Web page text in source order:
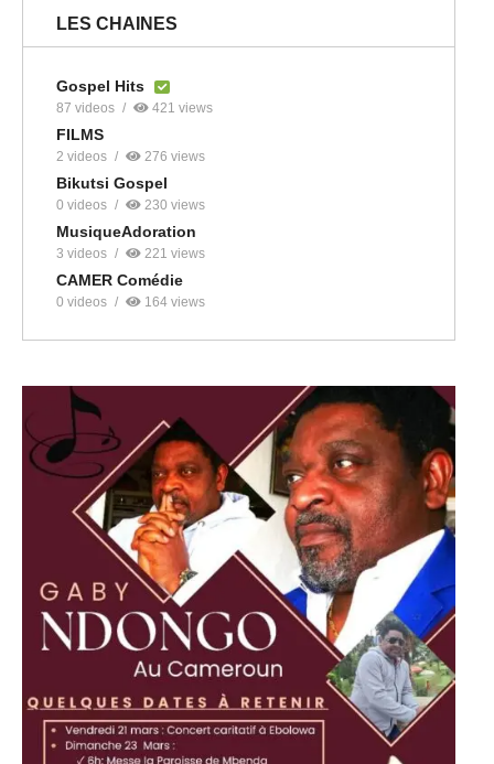
LES CHAINES
Gospel Hits
87 videos 421 views
FILMS
2 videos 276 views
Bikutsi Gospel
0 videos 230 views
MusiqueAdoration
3 videos 221 views
CAMER Comédie
0 videos 164 views